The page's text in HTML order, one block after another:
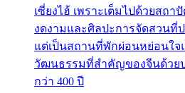
เซี่ยงไฮ้ เพราะเต็มไปด้วยสถ
งดงามและศิลปะการจัดสวนที่
แต่เป็นสถานที่พักผ่อนหย่อนใจ
วัฒนธรรมที่สำคัญของจีนด้วย
กว่า 400 ปี